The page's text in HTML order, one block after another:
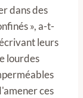
dans des
», a-t-
leurs
lourdes
ces